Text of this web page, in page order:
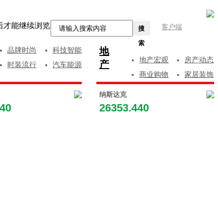
客户端
搜
索
品牌时尚
科技智能
时装流行
汽车能源
地
产
地产宏观
房产动态
商业购物
家居装饰
纳斯达克
26353.440
才能继续浏览